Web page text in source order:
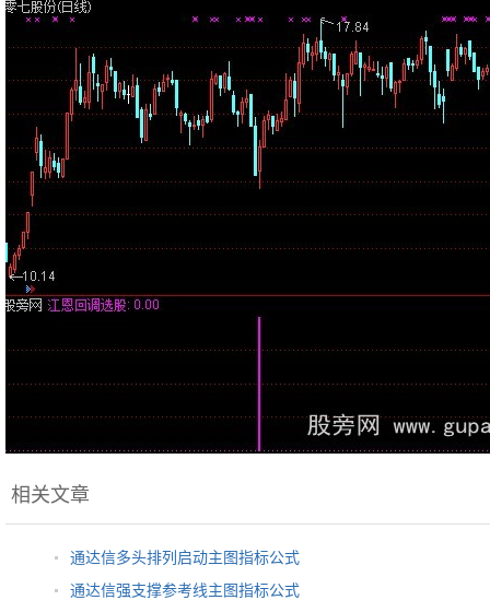
相关文章
通达信多头排列启动主图指标公式
通达信强支撑参考线主图指标公式